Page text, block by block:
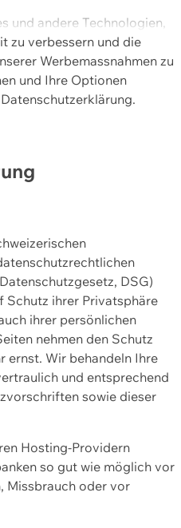
und andere Technologien,
zu verbessern und die
Werbemassnahmen zu
und Ihre Optionen
Datenschutzerklärung.
DSG)
Schutz ihrer Privatsphäre
ihrer persönlichen
nehmen den Schutz
ernst. Wir behandeln Ihre
und entsprechend
sowie dieser
Hosting-Providern
so gut wie möglich vor
Missbrauch oder vor